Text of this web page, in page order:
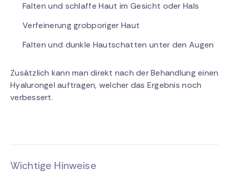
Falten und schlaffe Haut im Gesicht oder Hals
Verfeinerung grobporiger Haut
Falten und dunkle Hautschatten unter den Augen
Zusätzlich kann man direkt nach der Behandlung einen
Hyalurongel auftragen, welcher das Ergebnis noch
verbessert.
Wichtige Hinweise